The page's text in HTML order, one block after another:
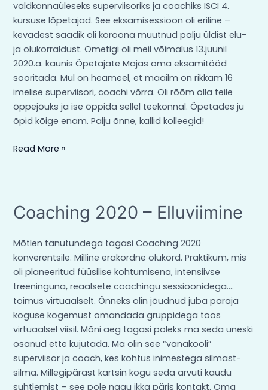
valdkonnaüleseks superviisoriks ja coachiks ISCI 4.
kursuse lõpetajad. See eksamisessioon oli eriline –
kevadest saadik oli koroona muutnud palju üldist elu-
ja olukorraldust. Ometigi oli meil võimalus 13.juunil
2020.a. kaunis Õpetajate Majas oma eksamitööd
sooritada. Mul on heameel, et maailm on rikkam 16
imelise superviisori, coachi võrra. Oli rõõm olla teile
õppejõuks ja ise õppida sellel teekonnal. Õpetades ju
õpid kõige enam. Palju õnne, kallid kolleegid!
Read More »
Coaching 2020 – Elluviimine
Mõtlen tänutundega tagasi Coaching 2020
konverentsile. Milline erakordne olukord. Praktikum, mis
oli planeeritud füüsilise kohtumisena, intensiivse
treeninguna, reaalsete coachingu sessioonidega….
toimus virtuaalselt. Õnneks olin jõudnud juba paraja
koguse kogemust omandada gruppidega töös
virtuaalsel viisil. Mõni aeg tagasi poleks ma seda uneski
osanud ette kujutada. Ma olin see “vanakooli”
superviisor ja coach, kes kohtus inimestega silmast-
silma. Millegipärast kartsin kogu seda arvuti kaudu
suhtlemist – see pole nagu ikka päris kontakt. Oma
Coaching
2020
Elluviimine